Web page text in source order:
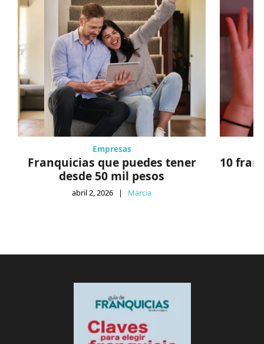
Empresas
Franquicias que puedes tener
desde 50 mil pesos
abril 2, 2026 | Marcia
10